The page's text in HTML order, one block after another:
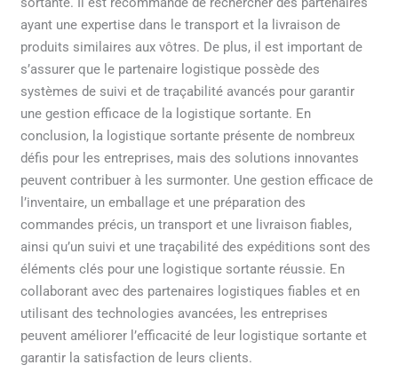
ayant une expertise dans le transport et la livraison de
produits similaires aux vôtres. De plus, il est important de
s’assurer que le partenaire logistique possède des
systèmes de suivi et de traçabilité avancés pour garantir
une gestion efficace de la logistique sortante. En
conclusion, la logistique sortante présente de nombreux
défis pour les entreprises, mais des solutions innovantes
peuvent contribuer à les surmonter. Une gestion efficace de
l’inventaire, un emballage et une préparation des
commandes précis, un transport et une livraison fiables,
ainsi qu’un suivi et une traçabilité des expéditions sont des
éléments clés pour une logistique sortante réussie. En
collaborant avec des partenaires logistiques fiables et en
utilisant des technologies avancées, les entreprises
peuvent améliorer l’efficacité de leur logistique sortante et
garantir la satisfaction de leurs clients.